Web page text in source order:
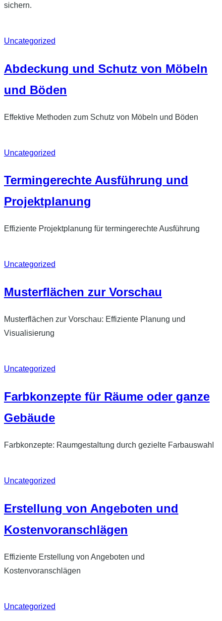
sichern.
Uncategorized
Abdeckung und Schutz von Möbeln
und Böden
Effektive Methoden zum Schutz von Möbeln und Böden
Uncategorized
Termingerechte Ausführung und
Projektplanung
Effiziente Projektplanung für termingerechte Ausführung
Uncategorized
Musterflächen zur Vorschau
Musterflächen zur Vorschau: Effiziente Planung und
Visualisierung
Uncategorized
Farbkonzepte für Räume oder ganze
Gebäude
Farbkonzepte: Raumgestaltung durch gezielte Farbauswahl
Uncategorized
Erstellung von Angeboten und
Kostenvoranschlägen
Effiziente Erstellung von Angeboten und
Kostenvoranschlägen
Uncategorized